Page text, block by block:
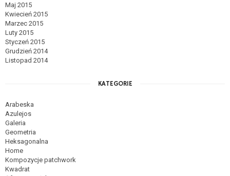
Maj 2015
Kwiecień 2015
Marzec 2015
Luty 2015
Styczeń 2015
Grudzień 2014
Listopad 2014
KATEGORIE
Arabeska
Azulejos
Galeria
Geometria
Heksagonalna
Home
Kompozycje patchwork
Kwadrat